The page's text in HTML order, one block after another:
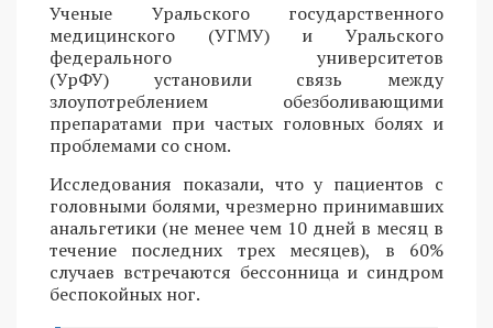
Ученые Уральского государственного
медицинского (УГМУ) и Уральского
федерального университетов
(УрФУ) установили связь между
злоупотреблением обезболивающими
препаратами при частых головных болях и
проблемами со сном.
Исследования показали, что у пациентов с
головными болями, чрезмерно принимавших
анальгетики (не менее чем 10 дней в месяц в
течение последних трех месяцев), в 60%
случаев встречаются бессонница и синдром
беспокойных ног.